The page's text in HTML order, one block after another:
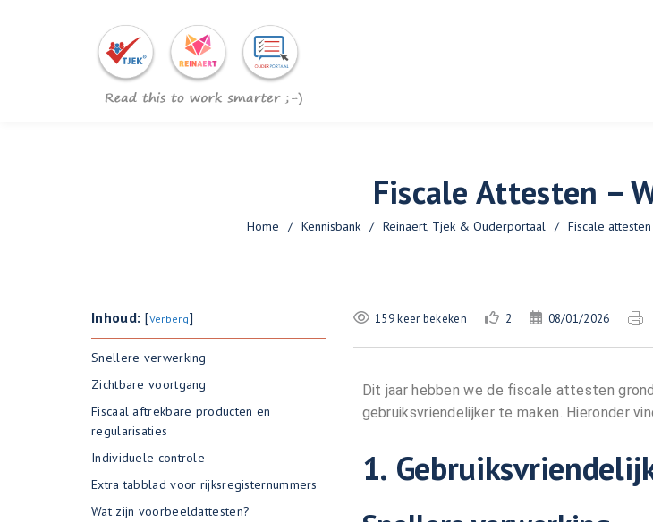
Fiscale Attesten –
Home / Kennisbank / Reinaert, Tjek & Ouderportaal / Fiscale
Inhoud: [Verberg]
Snellere verwerking
Zichtbare voortgang
Fiscaal aftrekbare producten en
regularisaties
Individuele controle
Extra tabblad voor rijksregisternummers
Wat zijn voorbeeldattesten?
159 keer bekeken 2 08/01/2026
Dit jaar hebben we de fiscale attesten
gebruiksvriendelijker te maken. Hieronder
1.